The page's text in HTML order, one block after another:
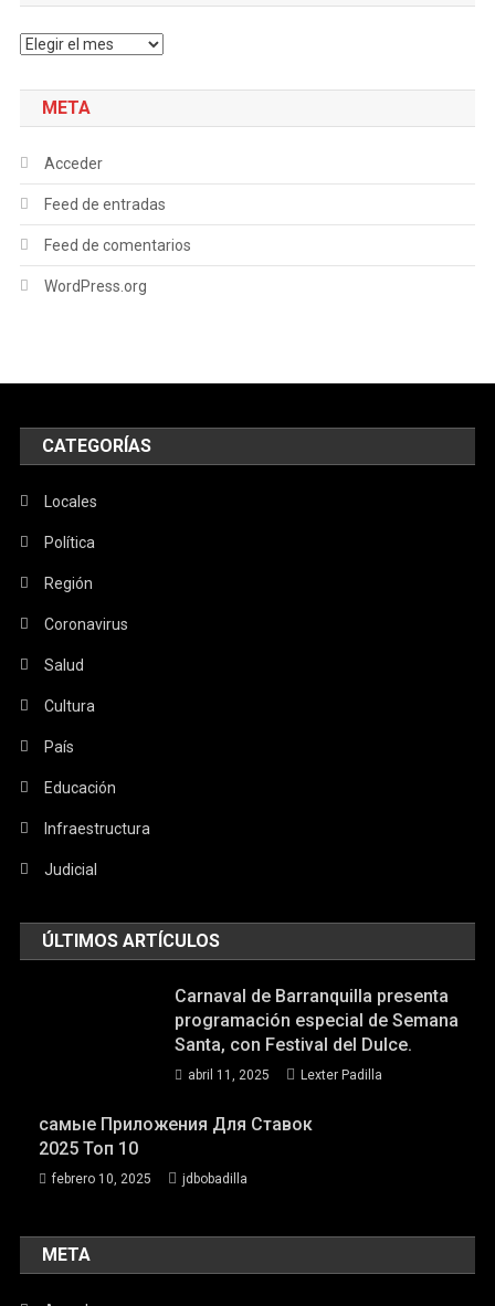
Archivos
META
Acceder
Feed de entradas
Feed de comentarios
WordPress.org
CATEGORÍAS
Locales
Política
Región
Coronavirus
Salud
Cultura
País
Educación
Infraestructura
Judicial
ÚLTIMOS ARTÍCULOS
Carnaval de Barranquilla presenta
programación especial de Semana
Santa, con Festival del Dulce.
abril 11, 2025 Lexter Padilla
самые Приложения Для Ставок
2025 Топ 10
febrero 10, 2025 jdbobadilla
META